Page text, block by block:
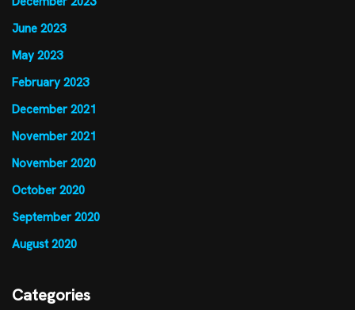
June 2023
May 2023
February 2023
December 2021
November 2021
November 2020
October 2020
September 2020
August 2020
Categories